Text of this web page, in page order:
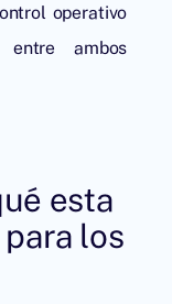
operativo
entre ambos
esta
los